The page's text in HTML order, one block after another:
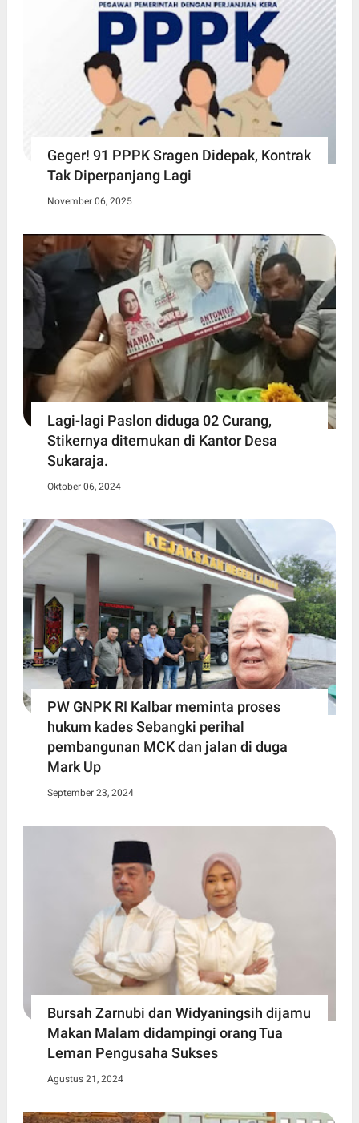
Geger! 91 PPPK Sragen Didepak, Kontrak
Tak Diperpanjang Lagi
November 06, 2025
Lagi-lagi Paslon diduga 02 Curang,
Stikernya ditemukan di Kantor Desa
Sukaraja.
Oktober 06, 2024
PW GNPK RI Kalbar meminta proses
hukum kades Sebangki perihal
pembangunan MCK dan jalan di duga
Mark Up
September 23, 2024
Bursah Zarnubi dan Widyaningsih dijamu
Makan Malam didampingi orang Tua
Leman Pengusaha Sukses
Agustus 21, 2024